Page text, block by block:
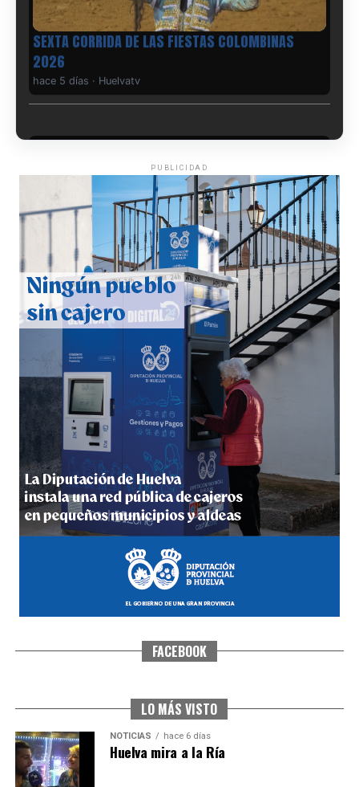
6º DÍA DE LAS FIESTAS COLOMBINAS 2026
hace 5 días · Huelvatv
QUINTA CORRIDA DE LAS FIESTAS COLOMBINAS
2026
hace 6 días Huelvatv
5º DÍA DE LAS FIESTAS COLOMBINAS 2026
hace 6 días ·Huelvatv
CUARTA CORRIDA DE LAS FIESTAS COLOMBINAS
Huelvatv
PUBLICIDAD
FACEBOOK
LO MÁS VISTO
NOTICIAS hace 6 días
Huelva mira a la Ría